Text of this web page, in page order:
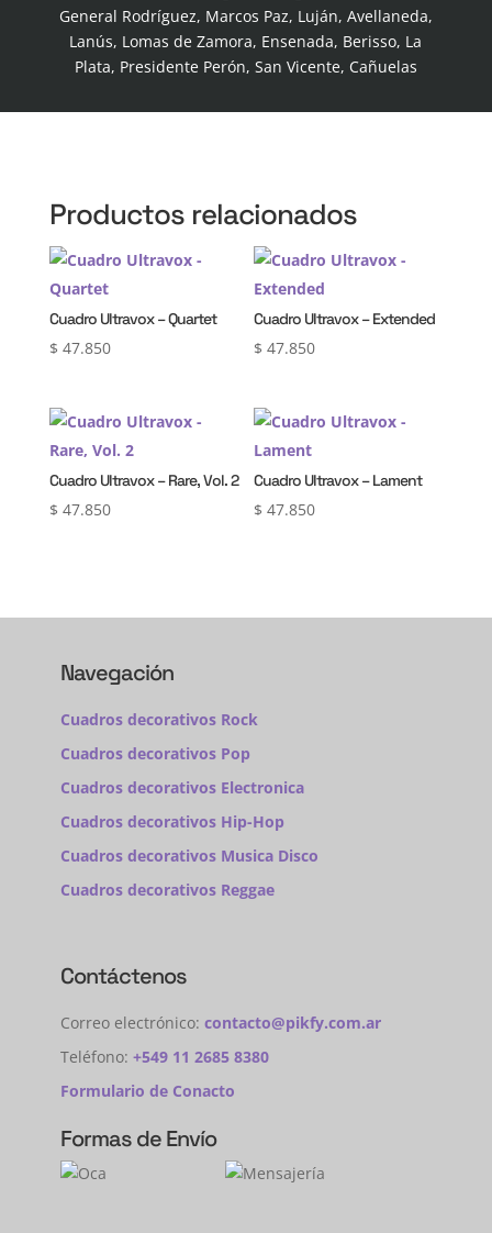
General Rodríguez, Marcos Paz, Luján, Avellaneda,
Lanús, Lomas de Zamora, Ensenada, Berisso, La
Plata, Presidente Perón, San Vicente, Cañuelas
Productos relacionados
Cuadro Ultravox – Quartet
$ 47.850
Cuadro Ultravox – Extended
$ 47.850
Cuadro Ultravox – Rare, Vol. 2
$ 47.850
Cuadro Ultravox – Lament
$ 47.850
Navegación
Cuadros decorativos Rock
Cuadros decorativos Pop
Cuadros decorativos Electronica
Cuadros decorativos Hip-Hop
Cuadros decorativos Musica Disco
Cuadros decorativos Reggae
Contáctenos
Correo electrónico: contacto@pikfy.com.ar
Teléfono: +549 11 2685 8380
Formulario de Conacto
Formas de Envío